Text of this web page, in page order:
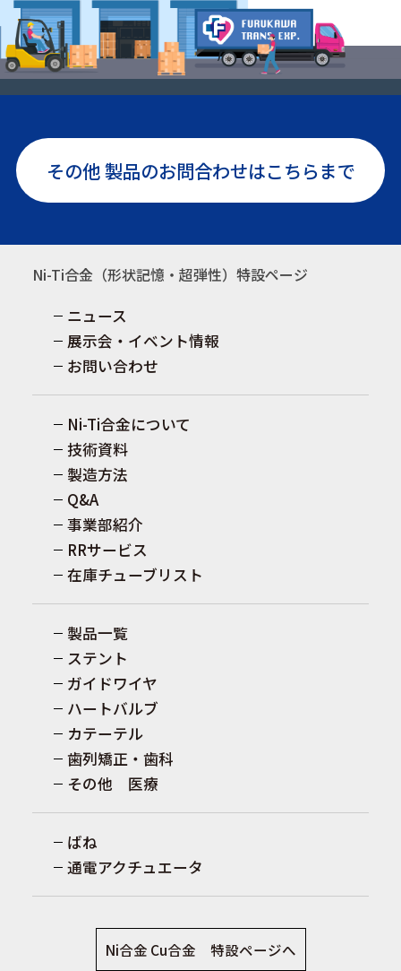
その他 製品のお問合わせはこちらまで
Ni-Ti合金（形状記憶・超弾性）特設ページ
ニュース
展示会・イベント情報
お問い合わせ
Ni-Ti合金について
技術資料
製造方法
Q&A
事業部紹介
RRサービス
在庫チューブリスト
製品一覧
ステント
ガイドワイヤ
ハートバルブ
カテーテル
歯列矯正・歯科
その他 医療
ばね
通電アクチュエータ
Ni合金 Cu合金 特設ページへ